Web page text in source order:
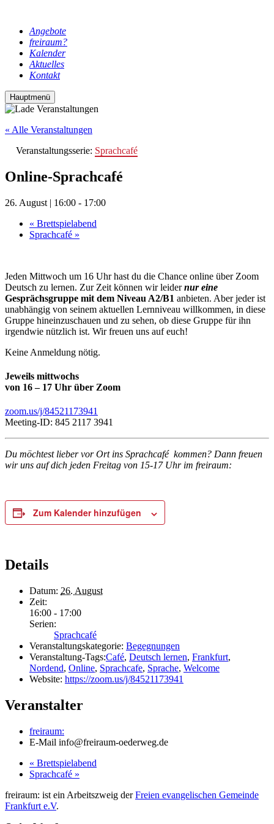
Angebote
freiraum?
Kalender
Aktuelles
Kontakt
Hauptmenü
« Alle Veranstaltungen
Veranstaltungsserie: Sprachcafé
Online-Sprachcafé
26. August | 16:00 - 17:00
« Brettspielabend
Sprachcafé »
Jeden Mittwoch um 16 Uhr hast du die Chance online über Zoom
Deutsch zu lernen. Zur Zeit können wir leidernur eine
Gesprächsgruppe mit dem Niveau A2/B1 anbieten. Aber jeder ist
unabhängig von seinem aktuellen Lernniveau willkommen, in diese
Gruppe hineinzuschauen und zu sehen, ob diese Gruppe für ihn
irgendwie nützlich ist. Wir freuen uns auf euch!
Keine Anmeldung nötig.
Jeweils mittwochs
von 16 – 17 Uhr über Zoom
zoom.us/j/84521173941
Meeting-ID: 845 2117 3941
Du möchtest lieber vor Ort ins Sprachcafé kommen? Dann freuen
wir uns auf dich jeden Freitag von 15-17 Uhr im freiraum:
Zum Kalender hinzufügen
Details
Datum: 26. August
Zeit:
16:00 - 17:00
Serien:
Sprachcafé
Veranstaltungskategorie: Begegnungen
Veranstaltung-Tags:Café, Deutsch lernen, Frankfurt,
Nordend, Online, Sprachcafe, Sprache, Welcome
Website: https://zoom.us/j/84521173941
Veranstalter
freiraum:
E-Mail info@freiraum-oederweg.de
« Brettspielabend
Sprachcafé »
freiraum: ist ein Arbeitszweig derFreien evangelischen Gemeinde
Frankfurt e.V.